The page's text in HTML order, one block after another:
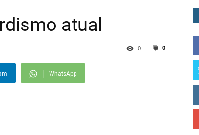
atual
0
0
WhatsApp